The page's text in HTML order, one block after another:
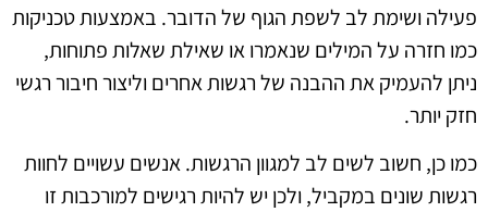
פעילה ושימת לב לשפת הגוף של הדובר. באמצעות טכניקות
כמו חזרה על המילים שנאמרו או שאילת שאלות פתוחות,
ניתן להעמיק את ההבנה של רגשות אחרים וליצור חיבור רגשי
חזק יותר.
כמו כן, חשוב לשים לב למגוון הרגשות. אנשים עשויים לחוות
רגשות שונים במקביל, ולכן יש להיות רגישים למורכבות זו